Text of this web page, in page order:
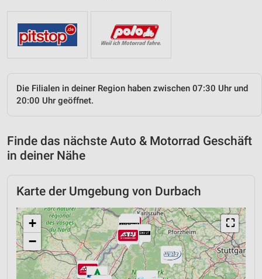
Die Filialen in deiner Region haben zwischen 07:30 Uhr und
20:00 Uhr geöffnet.
Finde das nächste Auto & Motorrad Geschäft
in deiner Nähe
Karte der Umgebung von Durbach
⛶
+
−